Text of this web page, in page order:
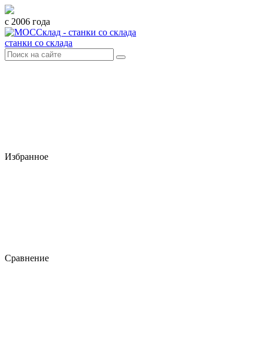
с 2006 года
станки со склада
Избранное
Сравнение